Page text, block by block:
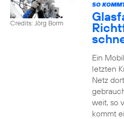
Credits: Jörg Borm
SO
Ein
letzten
Netz
weit, so
kommt